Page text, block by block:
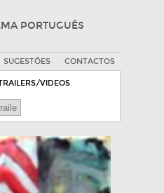
PORTUGUÊS
SUGESTÕES CONTACTOS
VIDEOS